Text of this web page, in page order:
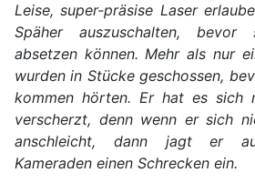
Leise, super-präsise Laser
Späher auszuschalten, bevor
absetzen können. Mehr als nur
wurden in Stücke geschossen,
kommen hörten. Er hat es sich
verscherzt, denn wenn er sich
anschleicht, dann jagt er
Kameraden einen Schrecken ein.